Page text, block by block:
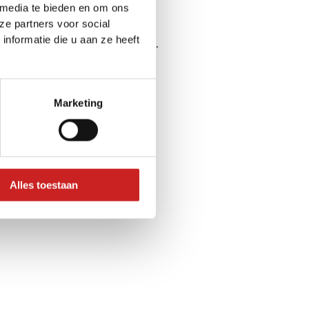
te bieden en om ons
partners voor social
die u aan ze heeft
Marketing
Alles toestaan
console for more information).